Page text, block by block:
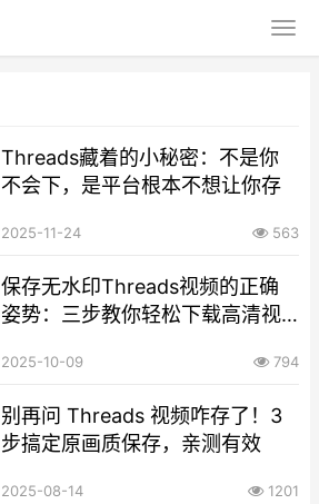
Threads藏着的小秘密：不是你
不会下，是平台根本不想让你存
2025-11-24 563
保存无水印Threads视频的正确
姿势：三步教你轻松下载高清视
2025-10-09 794
别再问 Threads 视频咋存了！3
步搞定原画质保存，亲测有效​
2025-08-14 1201